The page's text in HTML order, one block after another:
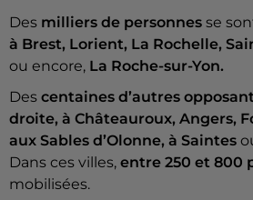
Des milliers de personnes se
à Brest, Lorient, La Rochelle,
ou encore, La Roche-sur-Yon.
Des centaines d’autres
droite, à Châteauroux, Angers,
aux Sables d’Olonne, à Saintes
Dans ces villes, entre 250 et 800
mobilisées.